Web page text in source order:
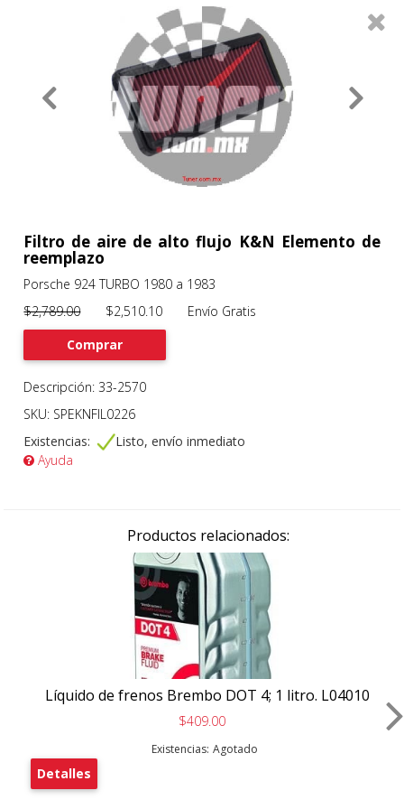
Services
Filtros 0
Previous
Filtro de aire de alto flujo K&N Elemento de
reemplazo
Porsche 924 TURBO 1980 a 1983
$2,789.00$2,510.10 Envío Gratis
Comprar
Descripción: 33-2570
SKU: SPEKNFIL0226
Existencias:
Listo, envío inmediato
Ayuda
Productos relacionados:
Líquido de frenos Brembo DOT 4; 1 litro. L04010
$409.00
Existencias: Agotado
Detalles